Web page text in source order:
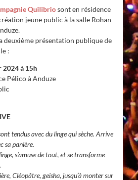
Quilibriosont en résidence
jeune public à la salle Rohan
deuxième présentation publique de
:
2024 à 15h
Pélico à Anduze
tendus avec du linge qui sèche. Arrive
sa panière.
s’amuse de tout, et se transforme
Cléopâtre, geisha, jusqu’à monter sur